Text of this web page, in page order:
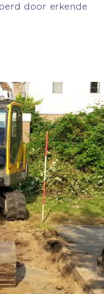
door erkende